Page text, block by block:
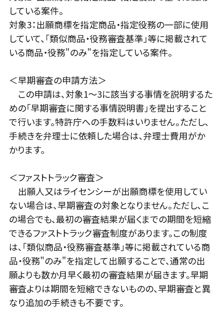
している案件。
対象3：出願商標を指定商品・指定役務の一部に使用
していて、「類似商品・役務審査基準」等に掲載されて
いる商品・役務"のみ"を指定している案件。
＜早期審査の申請方法＞
この申請は、対象1～3に該当する事情を説明するた
めの「早期審査に関する事情説明書」を提出すること
で行います。特許庁への手数料はいりません。ただし、
手続きを弁理士に依頼した場合は、弁理士費用がか
かります。
＜ファストトラック審査＞
出願人又はライセンシーが出願商標を使用してい
ない場合は、早期審査の対象となりません。ただし、こ
の場合でも、最初の審査結果が届くまでの期間を短縮
できるファストトラック審査制度があります。この制度
は、「類似商品・役務審査基準」等に掲載されている商
品・役務"のみ"を指定して出願することで、通常の出
願よりも数か月早く最初の審査結果が届きます。早期
審査よりは期間を短縮できないものの、早期審査と異
なり追加の手続きも不要です。